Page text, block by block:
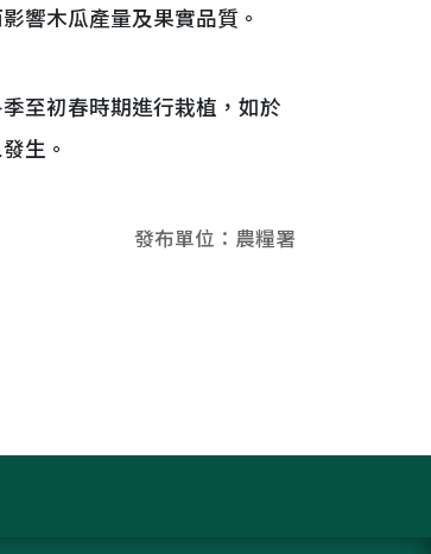
響木瓜產量及果實品質。
至初春時期進行栽植，如於
生。
發布單位：農糧署